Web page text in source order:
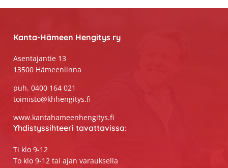
Kanta-Hämeen Hengitys ry
Asentajantie 13
13500 Hämeenlinna
puh. 0400 164 021
toimisto@khhengitys.fi
www.kantahameenhengitys.fi
Yhdistyssihteeri tavattavissa:
Ti klo 9-12
To klo 9-12 tai ajan varauksella